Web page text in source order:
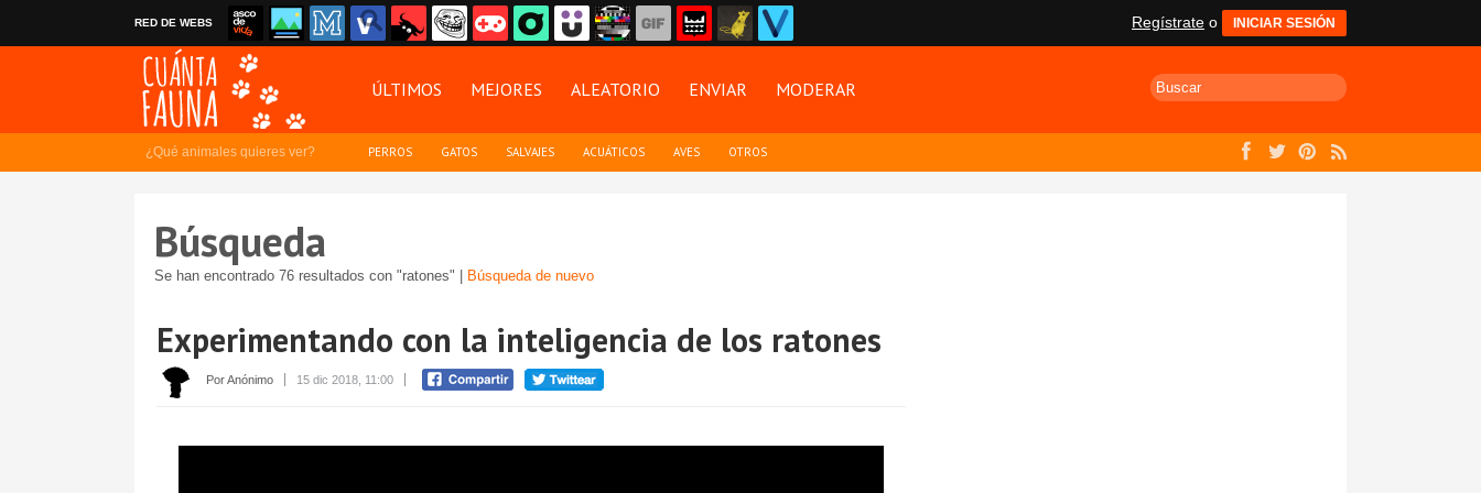
RED DE WEBS Regístrate o INICIAR SESIÓN
ÚLTIMOS MEJORES ALEATORIO ENVIAR MODERAR
¿Qué animales quieres ver? PERROS GATOS SALVAJES ACUÁTICOS AVES OTROS
Búsqueda
Se han encontrado 76 resultados con "ratones" | Búsqueda de nuevo
Experimentando con la inteligencia de los ratones
Por Anónimo 15 dic 2018, 11:00